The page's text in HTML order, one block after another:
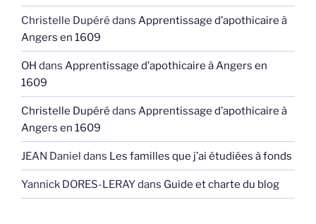
Christelle Dupéré dans Apprentissage d’apothicaire à
Angers en 1609
OH dans Apprentissage d’apothicaire à Angers en
1609
Christelle Dupéré dans Apprentissage d’apothicaire à
Angers en 1609
JEAN Daniel dans Les familles que j’ai étudiées à fonds
Yannick DORES-LERAYdans Guide et charte du blog